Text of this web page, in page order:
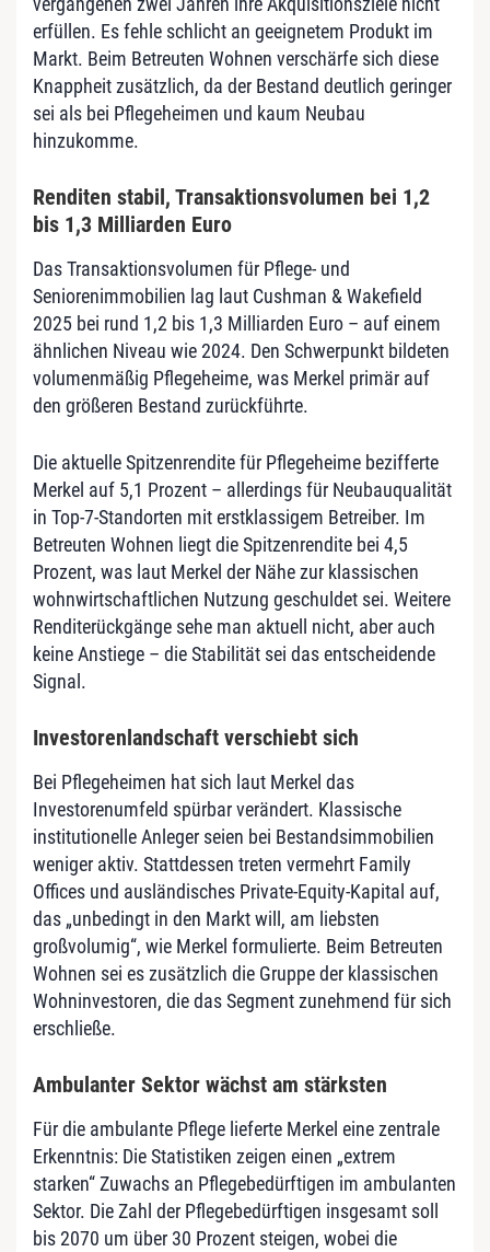
erfüllen. Es fehle schlicht an geeignetem Produkt im
Markt. Beim Betreuten Wohnen verschärfe sich diese
Knappheit zusätzlich, da der Bestand deutlich geringer
sei als bei Pflegeheimen und kaum Neubau
hinzukomme.
Renditen stabil, Transaktionsvolumen bei 1,2
bis 1,3 Milliarden Euro
Das Transaktionsvolumen für Pflege- und
Seniorenimmobilien lag laut Cushman & Wakefield
2025 bei rund 1,2 bis 1,3 Milliarden Euro – auf einem
ähnlichen Niveau wie 2024. Den Schwerpunkt bildeten
volumenmäßig Pflegeheime, was Merkel primär auf
den größeren Bestand zurückführte.
Die aktuelle Spitzenrendite für Pflegeheime bezifferte
Merkel auf 5,1 Prozent – allerdings für Neubauqualität
in Top-7-Standorten mit erstklassigem Betreiber. Im
Betreuten Wohnen liegt die Spitzenrendite bei 4,5
Prozent, was laut Merkel der Nähe zur klassischen
wohnwirtschaftlichen Nutzung geschuldet sei. Weitere
Renditerückgänge sehe man aktuell nicht, aber auch
keine Anstiege – die Stabilität sei das entscheidende
Signal.
Investorenlandschaft verschiebt sich
Bei Pflegeheimen hat sich laut Merkel das
Investorenumfeld spürbar verändert. Klassische
institutionelle Anleger seien bei Bestandsimmobilien
weniger aktiv. Stattdessen treten vermehrt Family
Offices und ausländisches Private-Equity-Kapital auf,
das „unbedingt in den Markt will, am liebsten
großvolumig“, wie Merkel formulierte. Beim Betreuten
Wohnen sei es zusätzlich die Gruppe der klassischen
Wohninvestoren, die das Segment zunehmend für sich
erschließe.
Ambulanter Sektor wächst am stärksten
Für die ambulante Pflege lieferte Merkel eine zentrale
Erkenntnis: Die Statistiken zeigen einen „extrem
starken“ Zuwachs an Pflegebedürftigen im ambulanten
Sektor. Die Zahl der Pflegebedürftigen insgesamt soll
bis 2070 um über 30 Prozent steigen, wobei die